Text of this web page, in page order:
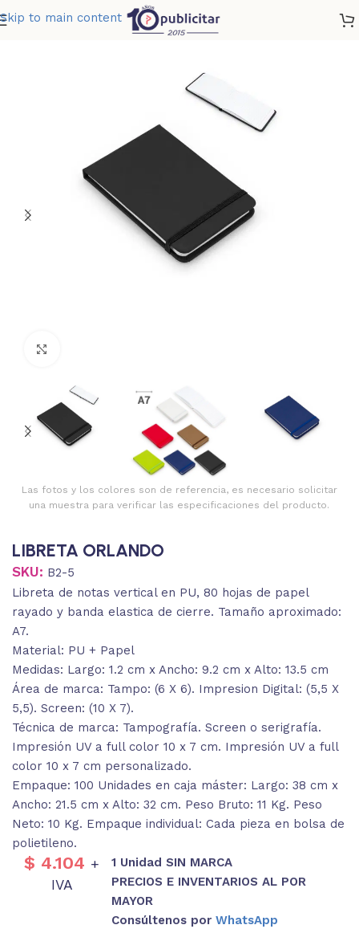
Skip to main content
LIBRETA ORLANDO
Las fotos y los colores son de referencia, es necesario solicitar
una muestra para verificar las especificaciones del producto.
LIBRETA ORLANDO
SKU: B2-5
Libreta de notas vertical en PU, 80 hojas de papel
rayado y banda elastica de cierre. Tamaño aproximado:
A7.
Material: PU + Papel
Medidas: Largo: 1.2 cm x Ancho: 9.2 cm x Alto: 13.5 cm
Área de marca: Tampo: (6 X 6). Impresion Digital: (5,5 X
5,5). Screen: (10 X 7).
Técnica de marca: Tampografía. Screen o serigrafía.
Impresión UV a full color 10 x 7 cm. Impresión UV a full
color 10 x 7 cm personalizado.
Empaque: 100 Unidades en caja máster: Largo: 38 cm x
Ancho: 21.5 cm x Alto: 32 cm. Peso Bruto: 11 Kg. Peso
Neto: 10 Kg. Empaque individual: Cada pieza en bolsa de
polietileno.
$ 4.104 +
IVA
1 Unidad SIN MARCA
PRECIOS E INVENTARIOS AL POR
MAYOR
Consúltenos porWhatsApp